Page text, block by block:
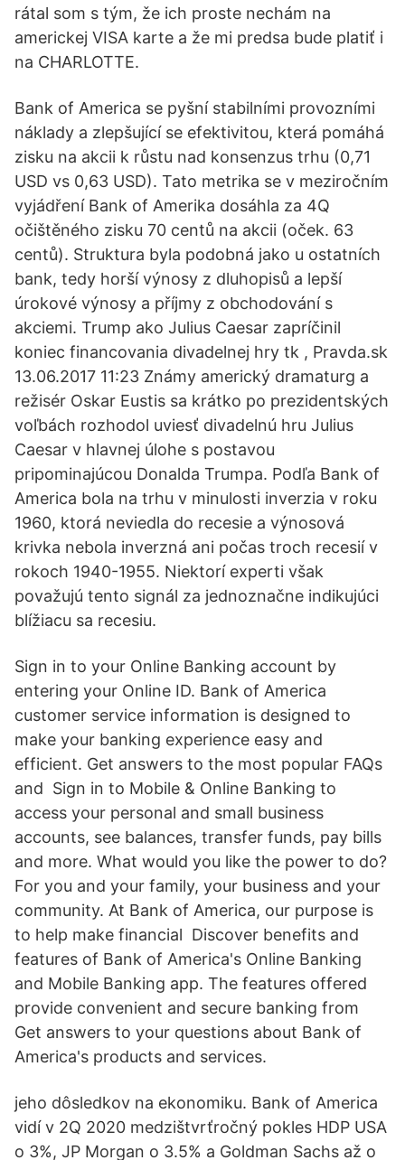
rátal som s tým, že ich proste nechám na
americkej VISA karte a že mi predsa bude platiť i
na CHARLOTTE.
Bank of America se pyšní stabilními provozními
náklady a zlepšující se efektivitou, která pomáhá
zisku na akcii k růstu nad konsenzus trhu (0,71
USD vs 0,63 USD). Tato metrika se v meziročním
vyjádření Bank of Amerika dosáhla za 4Q
očištěného zisku 70 centů na akcii (oček. 63
centů). Struktura byla podobná jako u ostatních
bank, tedy horší výnosy z dluhopisů a lepší
úrokové výnosy a příjmy z obchodování s
akciemi. Trump ako Julius Caesar zapríčinil
koniec financovania divadelnej hry tk , Pravda.sk
13.06.2017 11:23 Známy americký dramaturg a
režisér Oskar Eustis sa krátko po prezidentských
voľbách rozhodol uviesť divadelnú hru Julius
Caesar v hlavnej úlohe s postavou
pripominajúcou Donalda Trumpa. Podľa Bank of
America bola na trhu v minulosti inverzia v roku
1960, ktorá neviedla do recesie a výnosová
krivka nebola inverzná ani počas troch recesií v
rokoch 1940-1955. Niektorí experti však
považujú tento signál za jednoznačne indikujúci
blížiacu sa recesiu.
Sign in to your Online Banking account by
entering your Online ID. Bank of America
customer service information is designed to
make your banking experience easy and
efficient. Get answers to the most popular FAQs
and Sign in to Mobile & Online Banking to
access your personal and small business
accounts, see balances, transfer funds, pay bills
and more. What would you like the power to do?
For you and your family, your business and your
community. At Bank of America, our purpose is
to help make financial Discover benefits and
features of Bank of America's Online Banking
and Mobile Banking app. The features offered
provide convenient and secure banking from
Get answers to your questions about Bank of
America's products and services.
jeho dôsledkov na ekonomiku. Bank of America
vidí v 2Q 2020 medzištvrťročný pokles HDP USA
o 3%, JP Morgan o 3.5% a Goldman Sachs až o